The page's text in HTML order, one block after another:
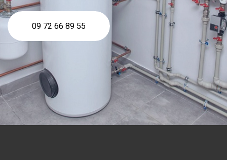
09 72 66 89 55